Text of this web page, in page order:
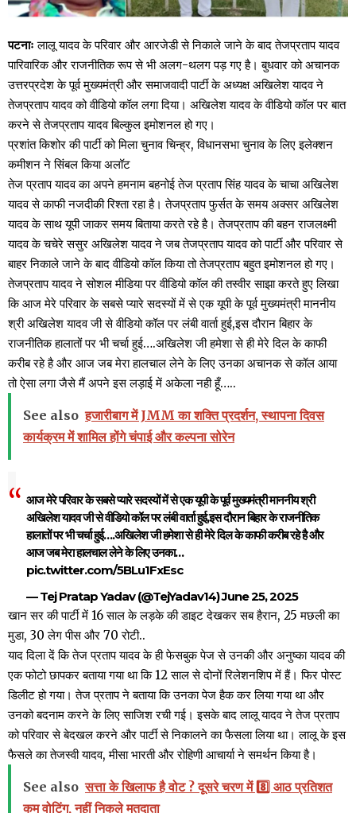
पटनाः लालू यादव के परिवार और आरजेडी से निकाले जाने के बाद तेजप्रताप यादव
पारिवारिक और राजनीतिक रूप से भी अलग-थलग पड़ गए है। बुधवार को अचानक
उत्तरप्रदेश के पूर्व मुख्यमंत्री और समाजवादी पार्टी के अध्यक्ष अखिलेश यादव ने
तेजप्रताप यादव को वीडियो कॉल लगा दिया। अखिलेश यादव के वीडियो कॉल पर बात
करने से तेजप्रताप यादव बिल्कुल इमोशनल हो गए।
प्रशांत किशोर की पार्टी को मिला चुनाव चिन्ह्र, विधानसभा चुनाव के लिए इलेक्शन
कमीशन ने सिंबल किया अलॉट
तेज प्रताप यादव का अपने हमनाम बहनोई तेज प्रताप सिंह यादव के चाचा अखिलेश
यादव से काफी नजदीकी रिश्ता रहा है। तेजप्रताप फुर्सत के समय अक्सर अखिलेश
यादव के साथ यूपी जाकर समय बिताया करते रहे है। तेजप्रताप की बहन राजलक्ष्मी
यादव के चचेरे ससुर अखिलेश यादव ने जब तेजप्रताप यादव को पार्टी और परिवार से
बाहर निकाले जाने के बाद वीडियो कॉल किया तो तेजप्रताप बहुत इमोशनल हो गए।
तेजप्रताप यादव ने सोशल मीडिया पर वीडियो कॉल की तस्वीर साझा करते हुए लिखा
कि आज मेरे परिवार के सबसे प्यारे सदस्यों में से एक यूपी के पूर्व मुख्यमंत्री माननीय
श्री अखिलेश यादव जी से वीडियो कॉल पर लंबी वार्ता हुई,इस दौरान बिहार के
राजनीतिक हालातों पर भी चर्चा हुई….अखिलेश जी हमेशा से ही मेरे दिल के काफी
करीब रहे है और आज जब मेरा हालचाल लेने के लिए उनका अचानक से कॉल आया
तो ऐसा लगा जैसे मैं अपने इस लड़ाई में अकेला नही हूँ…..
See also हजारीबाग में JMM का शक्ति प्रदर्शन, स्थापना दिवस
कार्यक्रम में शामिल होंगे चंपाई और कल्पना सोरेन
आज मेरे परिवार के सबसे प्यारे सदस्यों में से एक यूपी के पूर्व मुख्यमंत्री माननीय श्री
अखिलेश यादव जी से वीडियो कॉल पर लंबी वार्ता हुई,इस दौरान बिहार के राजनीतिक
हालातों पर भी चर्चा हुई….अखिलेश जी हमेशा से ही मेरे दिल के काफी करीब रहे है और
आज जब मेरा हालचाल लेने के लिए उनका…
pic.twitter.com/5BLu1FxEsc
— Tej Pratap Yadav (@TejYadav14)June 25, 2025
खान सर की पार्टी में 16 साल के लड़के की डाइट देखकर सब हैरान, 25 मछली का
मुडा, 30 लेग पीस और 70 रोटी..
याद दिला दें कि तेज प्रताप यादव के ही फेसबुक पेज से उनकी और अनुष्का यादव की
एक फोटो छापकर बताया गया था कि 12 साल से दोनों रिलेशनशिप में हैं। फिर पोस्ट
डिलीट हो गया। तेज प्रताप ने बताया कि उनका पेज हैक कर लिया गया था और
उनको बदनाम करने के लिए साजिश रची गई। इसके बाद लालू यादव ने तेज प्रताप
को परिवार से बेदखल करने और पार्टी से निकालने का फैसला लिया था। लालू के इस
फैसले का तेजस्वी यादव, मीसा भारती और रोहिणी आचार्या ने समर्थन किया है।
See also सत्ता के खिलाफ है वोट ? दूसरे चरण में 8️⃣ आठ प्रतिशत
कम वोटिंग, नहीं निकले मतदाता